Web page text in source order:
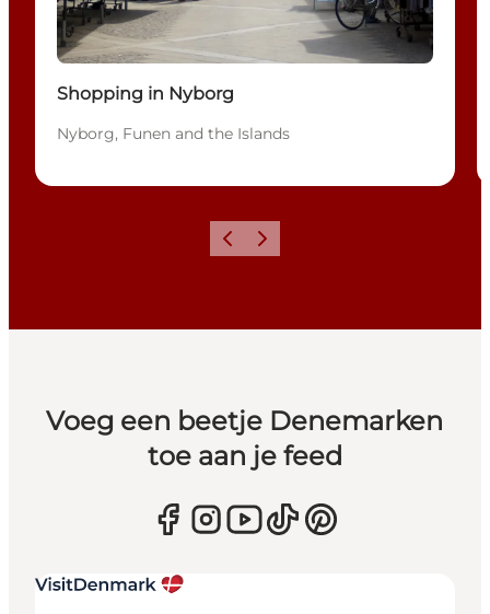
Shopping in Nyborg
Nyborg, Funen and the Islands
Vorige Volgende
Voeg een beetje Denemarken
toe aan je feed